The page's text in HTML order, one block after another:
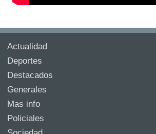
Actualidad
Deportes
Destacados
Generales
Mas info
Policiales